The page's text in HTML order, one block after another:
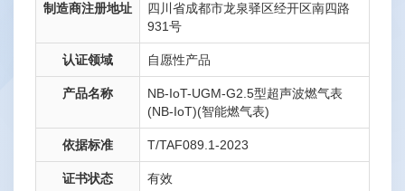
制造商注册地址
四川省成都市龙泉驿区经开区南四路
931号
认证领域 自愿性产品
产品名称
NB-IoT-UGM-G2.5型超声波燃气表
(NB-IoT)(智能燃气表)
依据标准 T/TAF089.1-2023
证书状态 有效